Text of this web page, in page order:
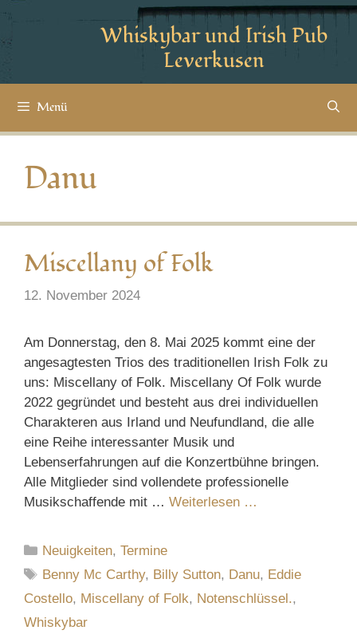
Whiskybar und Irish Pub
Leverkusen
Menü
Danu
Miscellany of Folk
12. November 2024
Am Donnerstag, den 8. Mai 2025 kommt eine der
angesagtesten Trios des traditionellen Irish Folk zu
uns: Miscellany of Folk. Miscellany Of Folk wurde
2022 gegründet und besteht aus drei individuellen
Charakteren aus Irland und Neufundland, die alle
eine Reihe interessanter Musik und
Lebenserfahrungen auf die Konzertbühne bringen.
Alle Mitglieder sind vollendete professionelle
Musikschaffende mit … Weiterlesen …
Kategorien
Neuigkeiten,Termine
Schlagwörter
Benny Mc Carthy, Billy Sutton, Danu, Eddie
Costello, Miscellany of Folk, Notenschlüssel.,
Whiskybar